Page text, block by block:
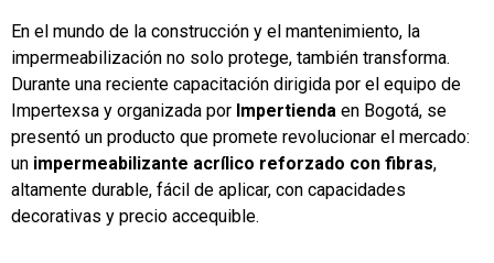
En el mundo de la construcción y el mantenimiento, la
impermeabilización no solo protege, también transforma.
Durante una reciente capacitación dirigida por el equipo de
Impertexsa y organizada por Impertienda en Bogotá, se
presentó un producto que promete revolucionar el mercado:
un impermeabilizante acrílico reforzado con fibras,
altamente durable, fácil de aplicar, con capacidades
decorativas y precio accequible.